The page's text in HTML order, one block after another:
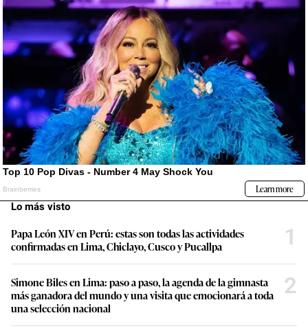
Lo más visto
Papa León XIV en Perú: estas son todas las actividades
confirmadas en Lima, Chiclayo, Cusco y Pucallpa
1
Simone Biles en Lima: paso a paso, la agenda de la gimnasta
más ganadora del mundo y una visita que emocionará a toda
una selección nacional
2